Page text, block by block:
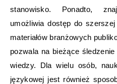
stanowisko. Ponadto,
umożliwia dostęp do
materiałów branżowych
pozwala na bieżące
wiedzy. Dla wielu osób,
językowej jest również